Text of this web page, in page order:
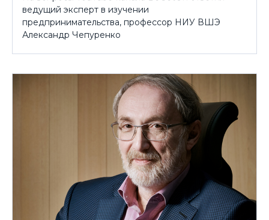
ведущий эксперт в изучении
предпринимательства, профессор НИУ ВШЭ
Александр Чепуренко